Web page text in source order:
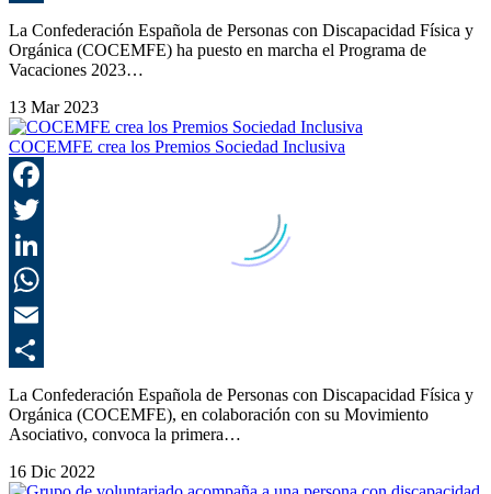
La Confederación Española de Personas con Discapacidad Física y
Orgánica (COCEMFE) ha puesto en marcha el Programa de
Vacaciones 2023…
13 Mar 2023
COCEMFE crea los Premios Sociedad Inclusiva
La Confederación Española de Personas con Discapacidad Física y
Orgánica (COCEMFE), en colaboración con su Movimiento
Asociativo, convoca la primera…
16 Dic 2022